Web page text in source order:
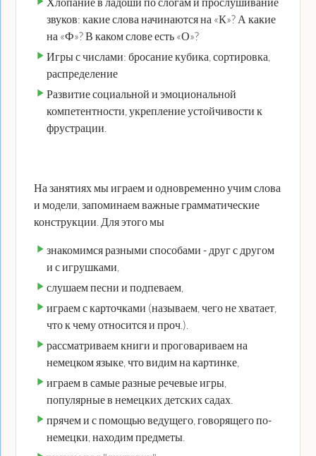
звуков: какие слова начинаются на «К»? А какие
на «Ф»? В каком слове есть «О»?
Игры с числами: бросание кубика, сортировка,
распределение
Развитие социальной и эмоциональной
компетентности, укрепление устойчивости к
фрустрации.
На занятиях мы играем и одновременно учим слова
и модели, запоминаем важные грамматические
конструкции. Для этого мы
знакомимся разными способами - друг с другом
и с игрушками,
слушаем песни и подпеваем,
играем с карточками (называем, чего не хватает,
что к чему относится и проч.).
рассматриваем книги и проговариваем на
немецком языке, что видим на картинке,
играем в самые разные речевые игры,
популярные в немецких детских садах.
прячем и с помощью ведущего, говорящего по-
немецки, находим предметы.